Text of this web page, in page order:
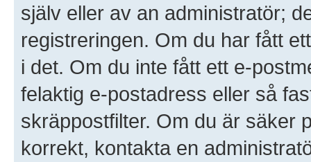
själv eller av an administratör;
registreringen. Om du har fått
i det. Om du inte fått ett e-
felaktig e-postadress eller så
skräppostfilter. Om du är säker
korrekt, kontakta en